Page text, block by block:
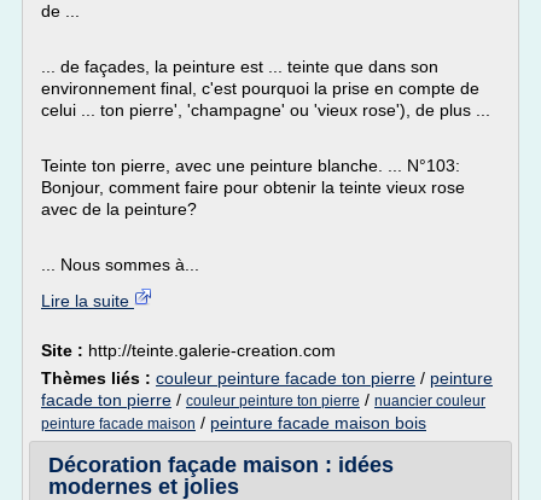
de ...
... de façades, la peinture est ... teinte que dans son
environnement final, c'est pourquoi la prise en compte de
celui ... ton pierre', 'champagne' ou 'vieux rose'), de plus ...
Teinte ton pierre, avec une peinture blanche. ... N°103:
Bonjour, comment faire pour obtenir la teinte vieux rose
avec de la peinture?
... Nous sommes à...
Lire la suite
Site : http://teinte.galerie-creation.com
Thèmes liés : couleur peinture facade ton pierre / peinture
facade ton pierre / couleur peinture ton pierre / nuancier couleur
peinture facade maison / peinture facade maison bois
Décoration façade maison : idées
modernes et jolies